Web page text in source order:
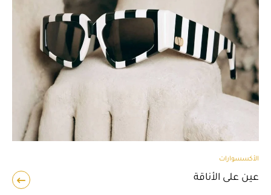
الأكسسوارات
عين على الأناقة